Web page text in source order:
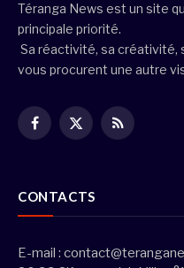
Téranga News est un site
principale priorité.
Sa réactivité, sa créativité,
vous procurent une autre
Facebook
X
RSS
CONTACTS
E-mail :